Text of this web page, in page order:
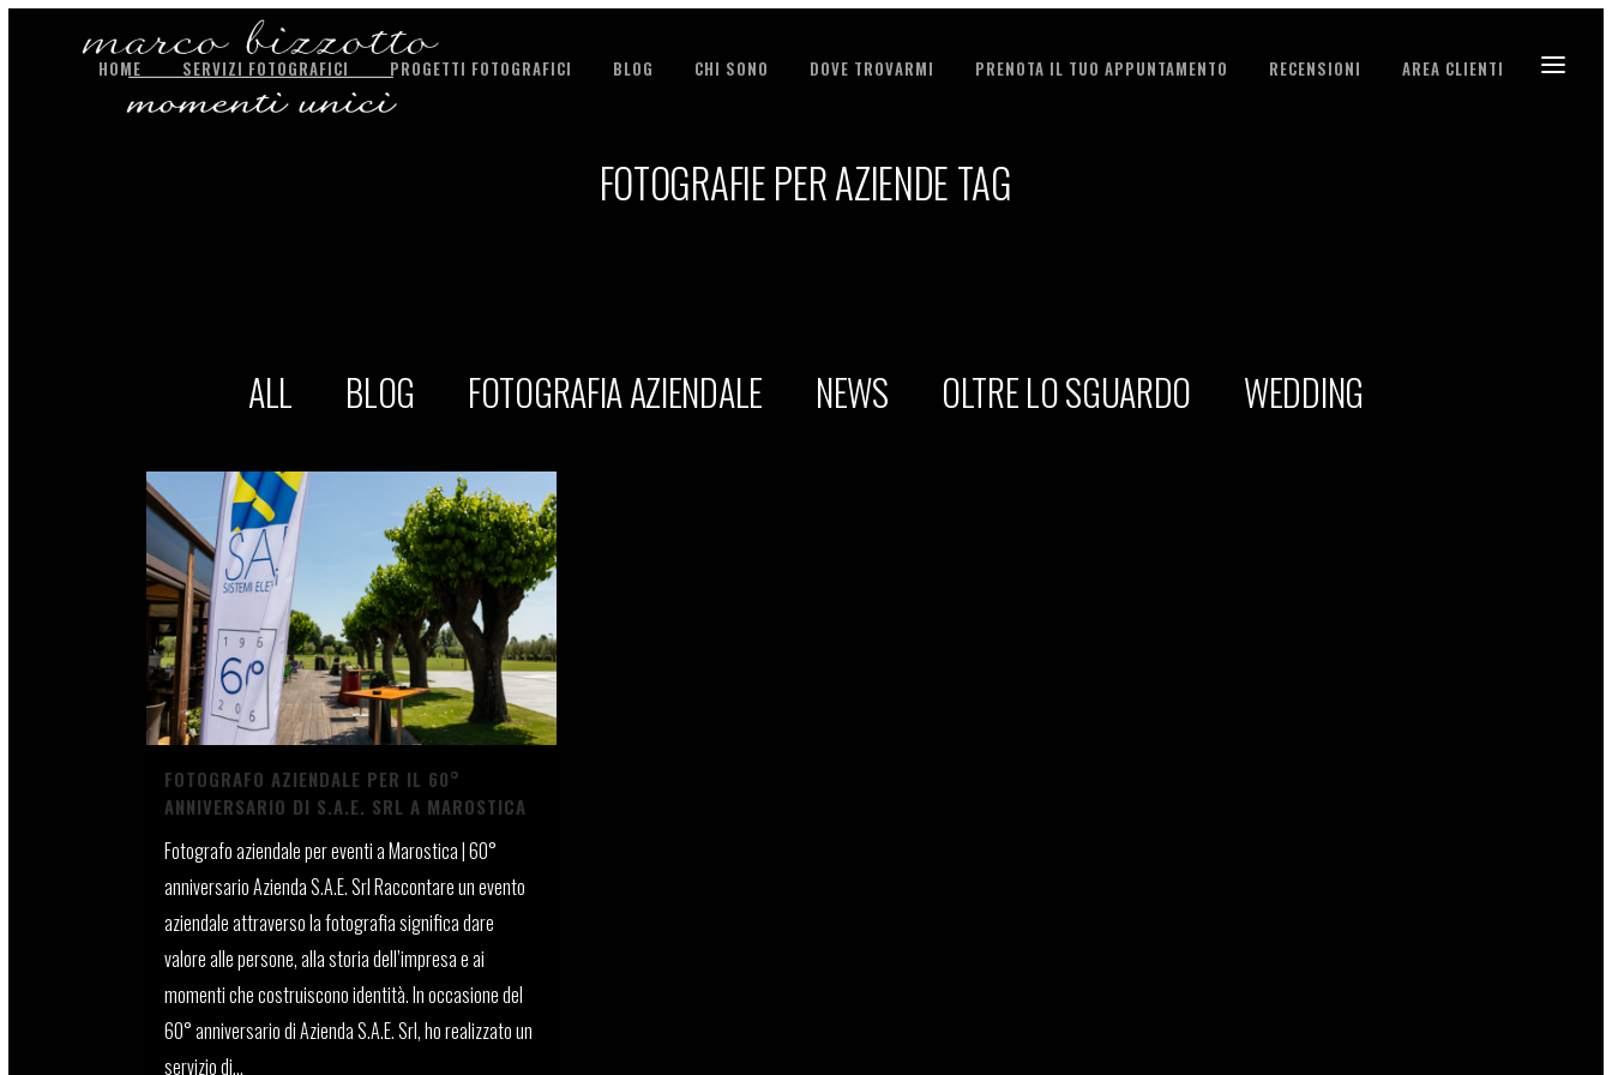
HOME SERVIZI FOTOGRAFICI PROGETTI FOTOGRAFICI BLOG CHI SONO DOVE TROVARMI PRENOTA IL TUO APPUNTAMENTO RECENSIONI AREA CLIENTI
FOTOGRAFIE PER AZIENDE TAG
ALL BLOG FOTOGRAFIA AZIENDALE NEWS OLTRE LO SGUARDO WEDDING
FOTOGRAFO AZIENDALE PER IL 60°
ANNIVERSARIO DI S.A.E. SRL A MAROSTICA
Fotografo aziendale per eventi a Marostica | 60°
anniversario Azienda S.A.E. Srl Raccontare un evento
aziendale attraverso la fotografia significa dare
valore alle persone, alla storia dell’impresa e ai
momenti che costruiscono identità. In occasione del
60° anniversario di Azienda S.A.E. Srl, ho realizzato un
servizio di...